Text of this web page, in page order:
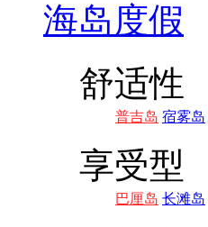
海岛度假
舒适性
普吉岛 宿雾岛
享受型
巴厘岛 长滩岛